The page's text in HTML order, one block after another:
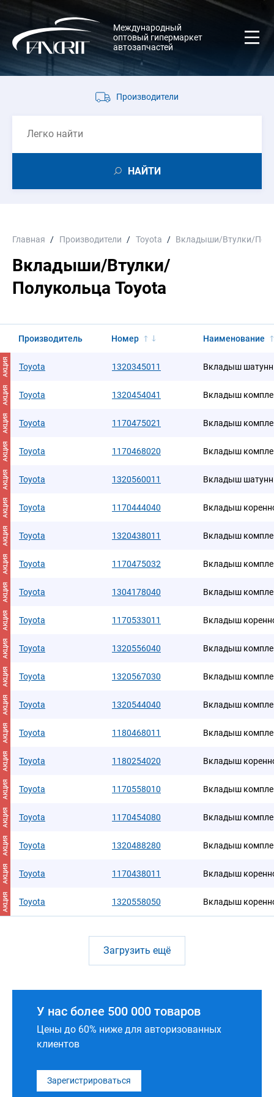
Международный
оптовый гипермаркет
автозапчастей
Производители
НАЙТИ
Главная Производители Toyota Вкладыши/Втулки/
Вкладыши/Втулки/
Полукольца Toyota
Производитель Номер Наименование
АКЦИЯ Toyota 1320345011 Вкладыш
АКЦИЯ Toyota 1320454041 Вкладыш
АКЦИЯ Toyota 1170475021 Вкладыш
АКЦИЯ Toyota 1170468020 Вкладыш
АКЦИЯ Toyota 1320560011 Вкладыш
АКЦИЯ Toyota 1170444040 Вкладыш
АКЦИЯ Toyota 1320438011 Вкладыш
АКЦИЯ Toyota 1170475032 Вкладыш
АКЦИЯ Toyota 1304178040 Вкладыш
АКЦИЯ Toyota 1170533011 Вкладыш
АКЦИЯ Toyota 1320556040 Вкладыш
АКЦИЯ Toyota 1320567030 Вкладыш
АКЦИЯ Toyota 1320544040 Вкладыш
АКЦИЯ Toyota 1180468011 Вкладыш
АКЦИЯ Toyota 1180254020 Вкладыш
АКЦИЯ Toyota 1170558010 Вкладыш
АКЦИЯ Toyota 1170454080 Вкладыш
АКЦИЯ Toyota 1320488280 Вкладыш
АКЦИЯ Toyota 1170438011 Вкладыш
АКЦИЯ Toyota 1320558050 Вкладыш
Загрузить ещё
У нас более 500 000 товаров
Цены до 60% ниже для авторизованных
клиентов
Зарегистрироваться